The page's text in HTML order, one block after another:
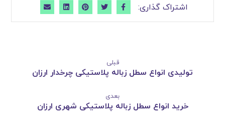
قبلی
تولیدی انواع سطل زباله پلاستیکی چرخدار ارزان
بعدی
خرید انواع سطل زباله پلاستیکی شهری ارزان